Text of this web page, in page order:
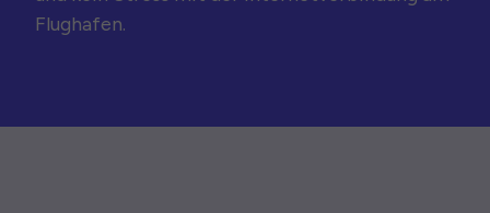
Flughafen.